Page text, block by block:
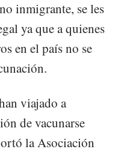
inmigrante, se les
ya que a quienes
en el país no se
viajado a
de vacunarse
la Asociación